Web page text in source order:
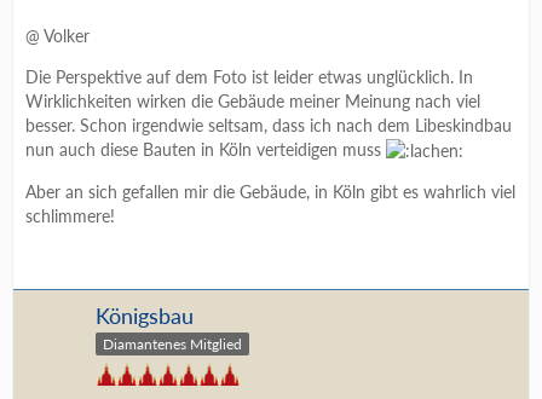
@ Volker
Die Perspektive auf dem Foto ist leider etwas unglücklich. In
Wirklichkeiten wirken die Gebäude meiner Meinung nach viel
besser. Schon irgendwie seltsam, dass ich nach dem Libeskindbau
nun auch diese Bauten in Köln verteidigen muss
Aber an sich gefallen mir die Gebäude, in Köln gibt es wahrlich viel
schlimmere!
Königsbau
Diamantenes Mitglied